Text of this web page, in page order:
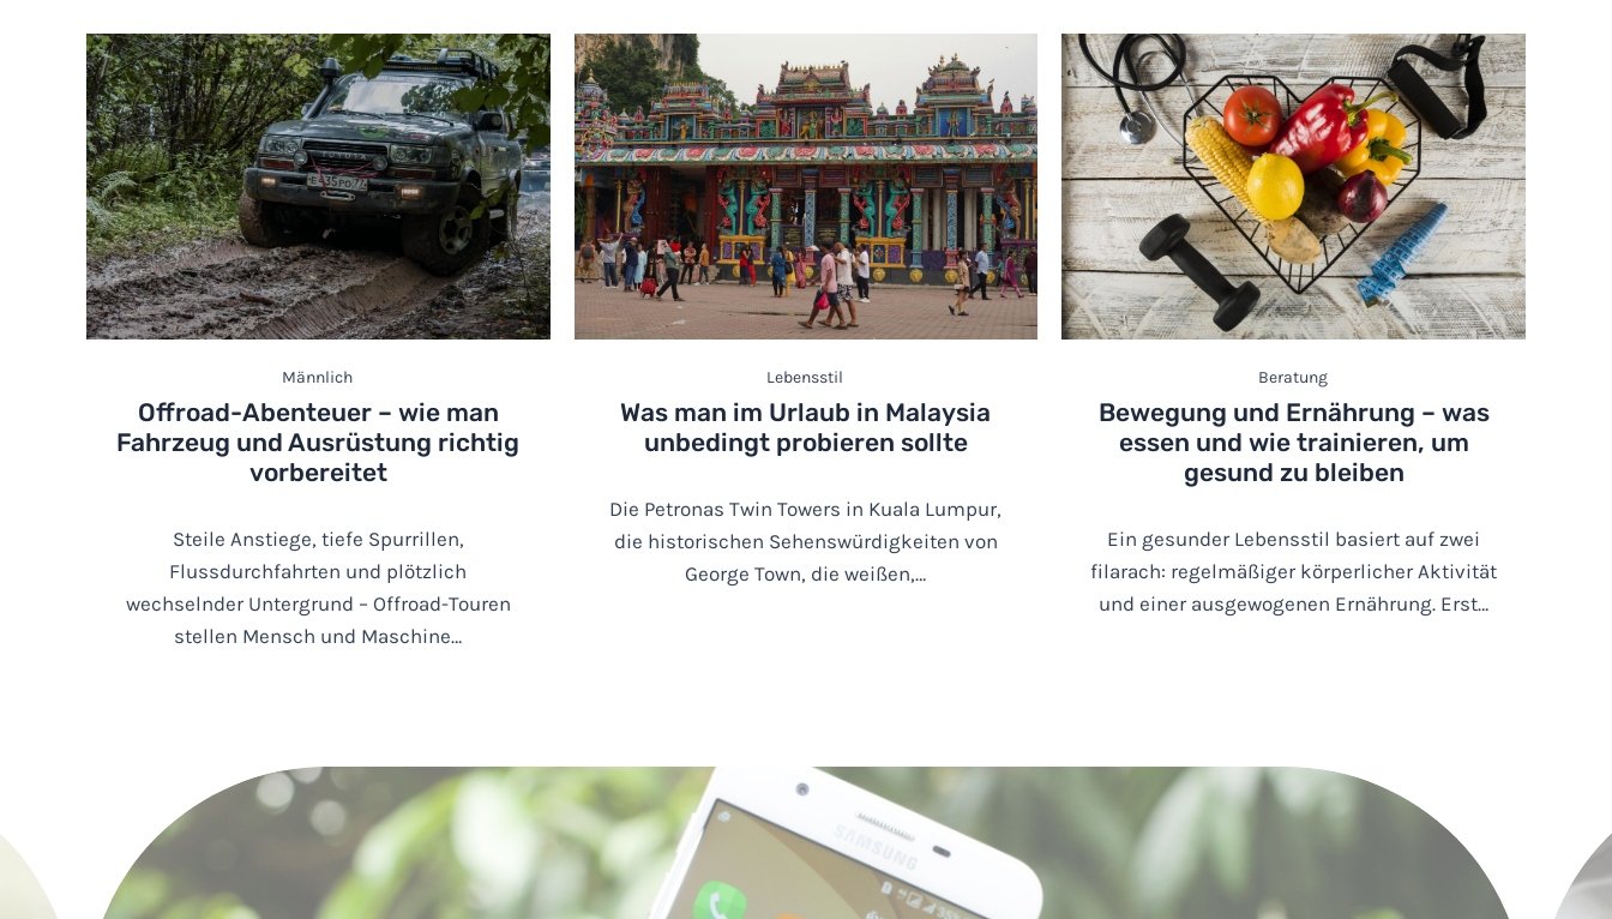
Männlich
Offroad-Abenteuer – wie man
Fahrzeug und Ausrüstung richtig
vorbereitet
Steile Anstiege, tiefe Spurrillen,
Flussdurchfahrten und plötzlich
wechselnder Untergrund – Offroad-Touren
stellen Mensch und Maschine…
Lebensstil
Was man im Urlaub in Malaysia
unbedingt probieren sollte
Die Petronas Twin Towers in Kuala Lumpur,
die historischen Sehenswürdigkeiten von
George Town, die weißen,…
Beratung
Bewegung und Ernährung – was
essen und wie trainieren, um
gesund zu bleiben
Ein gesunder Lebensstil basiert auf zwei
filarach: regelmäßiger körperlicher Aktivität
und einer ausgewogenen Ernährung. Erst…